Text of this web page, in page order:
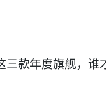
款年度旗舰，谁